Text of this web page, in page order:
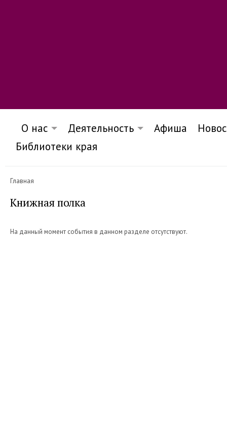
О нас Деятельность Афиша
Библиотеки края
Главная
Книжная полка
На данный момент события в данном разделе отсутствуют.